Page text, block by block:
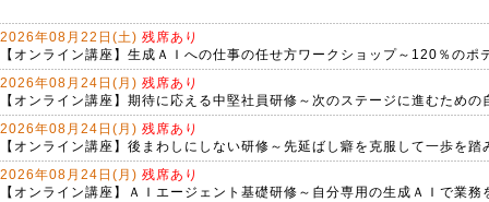
2026年08月22日(土) 残席あり
【オンライン講座】生成ＡＩへの仕事の任せ方ワークショップ～120％のポ
2026年08月24日(月) 残席あり
【オンライン講座】期待に応える中堅社員研修～次のステージに進むための
2026年08月24日(月) 残席あり
【オンライン講座】後まわしにしない研修～先延ばし癖を克服して一歩を踏
2026年08月24日(月) 残席あり
【オンライン講座】ＡＩエージェント基礎研修～自分専用の生成ＡＩで業務